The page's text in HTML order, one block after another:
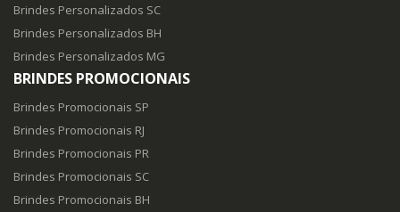
Brindes Personalizados SC
Brindes Personalizados BH
Brindes Personalizados MG
BRINDES PROMOCIONAIS
Brindes Promocionais SP
Brindes Promocionais RJ
Brindes Promocionais PR
Brindes Promocionais SC
Brindes Promocionais BH